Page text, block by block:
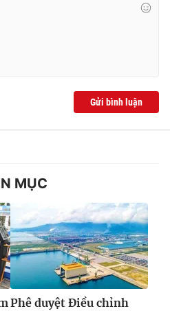
Gửi bình luận
MỤC
Phê duyệt Điều chỉnh